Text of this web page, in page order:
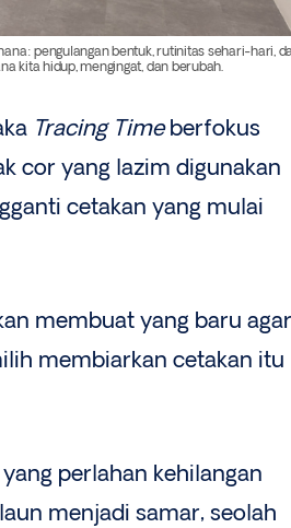
pengulangan bentuk, rutinitas sehari-hari,
kita hidup, mengingat, dan berubah.
Tracing Timeberfokus
cor yang lazim digunakan
cetakan yang mulai
membuat yang baru agar
membiarkan cetakan itu
perlahan kehilangan
menjadi samar, seolah